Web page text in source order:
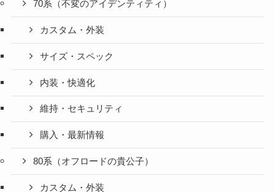
70系（不変のアイデンティティ）
カスタム・外装
サイズ・スペック
内装・快適化
維持・セキュリティ
購入・最新情報
80系（オフロードの貴公子）
カスタム・外装